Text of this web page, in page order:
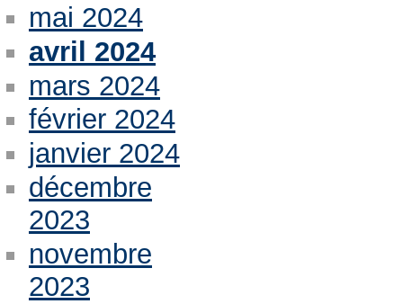
mai 2024
avril 2024
mars 2024
février 2024
janvier 2024
décembre
2023
novembre
2023